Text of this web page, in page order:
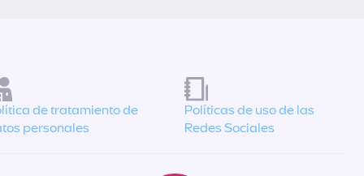
de tratamiento de
personales
Políticas de uso de las
Redes Sociales